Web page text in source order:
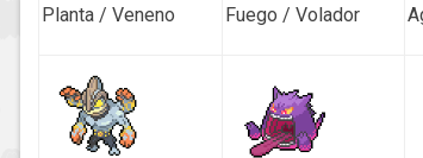
Planta / Veneno
Fuego / Volador